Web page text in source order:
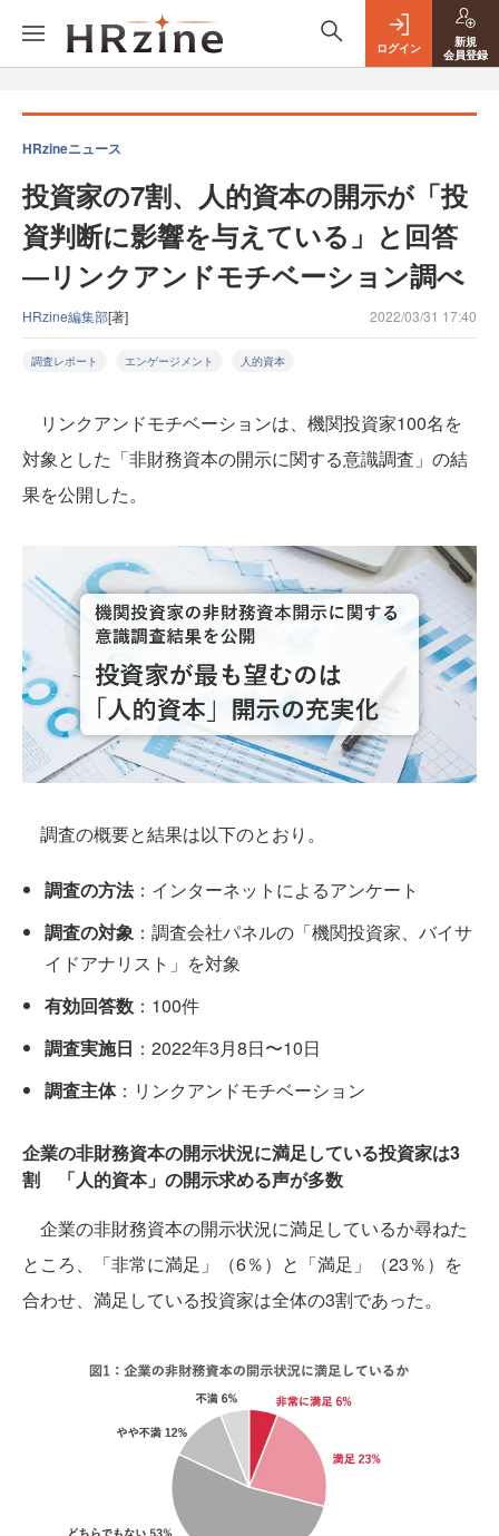
ログイン
新規
会員登録
HRzineニュース
投資家の7割、人的資本の開示が「投
資判断に影響を与えている」と回答
―リンクアンドモチベーション調べ
HRzine編集部[著] 2022/03/31 17:40
調査レポート エンゲージメント 人的資本
リンクアンドモチベーションは、機関投資家100名を
対象とした「非財務資本の開示に関する意識調査」の結
果を公開した。
調査の概要と結果は以下のとおり。
調査の方法：インターネットによるアンケート
調査の対象 ：調査会社パネルの「機関投資家、バイサ
イドアナリスト」を対象
有効回答数 ：100件
調査実施日 ：2022年3月8日〜10日
調査主体：リンクアンドモチベーション
企業の非財務資本の開示状況に満足している投資家は3
割 「人的資本」の開示求める声が多数
企業の非財務資本の開示状況に満足しているか尋ねた
ところ、「非常に満足」（6％）と「満足」（23％）を
合わせ、満足している投資家は全体の3割であった。